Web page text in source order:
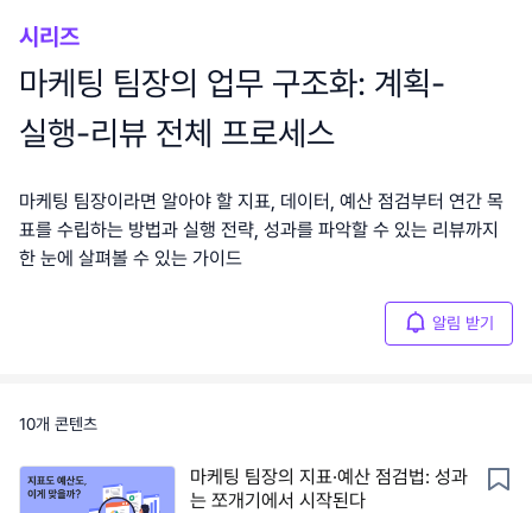
시리즈
마케팅 팀장의 업무 구조화: 계획-
실행-리뷰 전체 프로세스
마케팅 팀장이라면 알아야 할 지표, 데이터, 예산 점검부터 연간 목
표를 수립하는 방법과 실행 전략, 성과를 파악할 수 있는 리뷰까지
한 눈에 살펴볼 수 있는 가이드
알림 받기
10개 콘텐츠
마케팅 팀장의 지표·예산 점검법: 성과
는 쪼개기에서 시작된다